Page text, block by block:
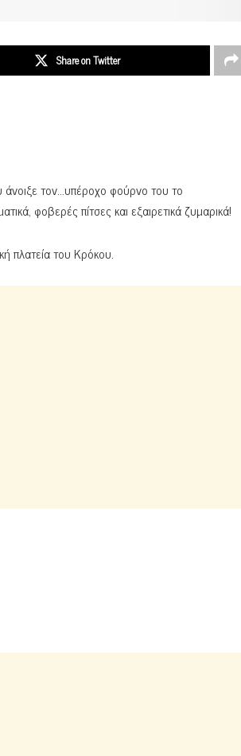
Share on Twitter
άνοιξε τον…υπέροχο φούρνο του το
φοβερές πίτσες και εξαιρετικά ζυμαρικά!
πλατεία του Κρόκου.